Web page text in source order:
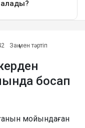
Заң мен тәртіп
босап
мойындаған